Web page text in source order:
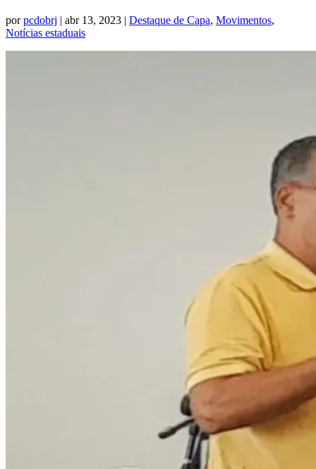
porpcdobrj | abr 13, 2023 | Destaque de Capa, Movimentos,
Notícias estaduais